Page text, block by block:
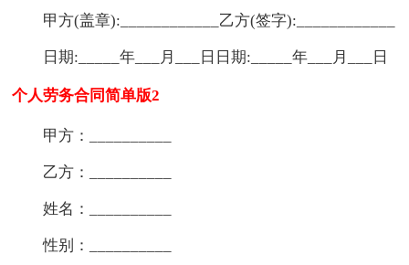
甲方(盖章):____________乙方(签字):____________
日期:_____年___月___日日期:_____年___月___日
个人劳务合同简单版2
甲方：__________
乙方：__________
姓名：__________
性别：__________